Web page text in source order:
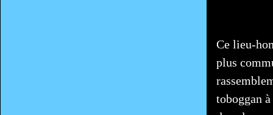
Ce lieu-
plus
toboggan